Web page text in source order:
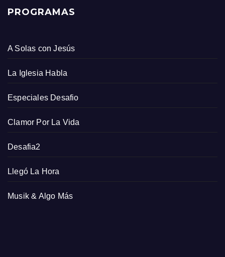
PROGRAMAS
A Solas con Jesús
La Iglesia Habla
Especiales Desafio
Clamor Por La Vida
Desafia2
Llegó La Hora
Musik & Algo Más